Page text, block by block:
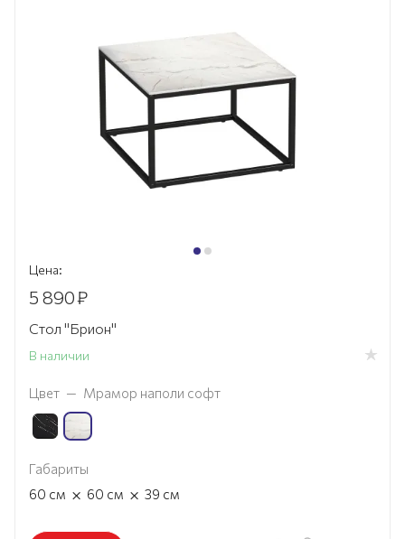
Цена:
5 890₽
Стол "Брион"
В наличии
Цвет — Мрамор наполи софт
Габариты
60 см × 60 см × 39 см